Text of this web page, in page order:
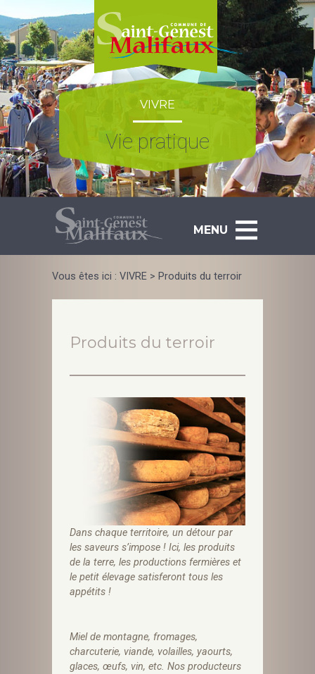
to
content
VIVRE
Vie pratique
MENU
Vous êtes ici : VIVRE > Produits du terroir
Produits du terroir
Dans chaque territoire, un détour par
les saveurs s’impose ! Ici, les produits
de la terre, les productions fermières et
le petit élevage satisferont tous les
appétits !
Miel de montagne, fromages,
charcuterie, viande, volailles, yaourts,
glaces, œufs, vin, etc. Nos producteurs